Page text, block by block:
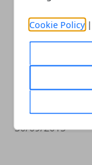
Cookie Policy |
Ottica
30/09/2015